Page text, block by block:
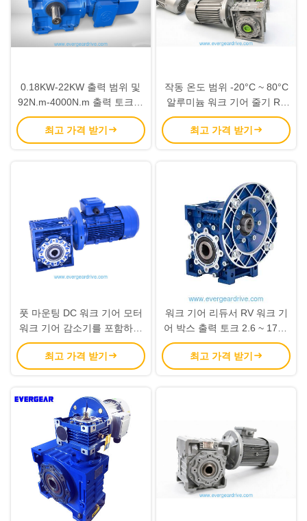
0.18KW-22KW 출력 범위 및
92N.m-4000N.m 출력 토크를
갖춘 다중 장착 옵션용 내구성
ES 시리즈 헬리컬 웜 기어 모
터
최고 가격 받기
작동 온도 범위 -20°C ~ 80°C
알루미늄 워크 기어 줄기 RV
워크 기어박스 토크 전송을 위
해 설계
최고 가격 받기
풋 마운팅 DC 워크 기어 모터
워크 기어 감소기를 포함하여
포장 장비 및 자동 조립 라인
을위한 완벽한
최고 가격 받기
워크 기어 리듀서 RV 워크 기
어 박스 출력 토크 2.6 ~ 1760
Nm 운영 온도 범위 영하 20
°C ~ 80 °C
최고 가격 받기